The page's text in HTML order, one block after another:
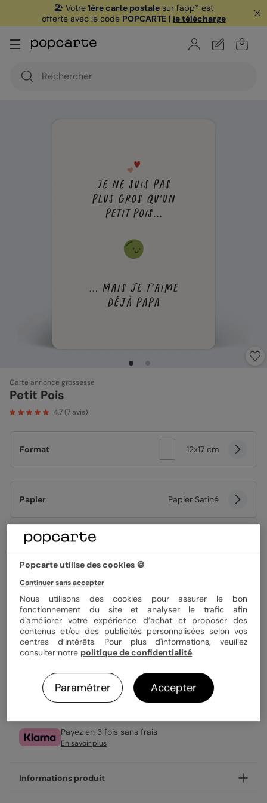
🏖️ Votre1ère carte postale sur l'app* est
offerte avec le code POPCARTE| je télécharge
Carte annonce grossesse
Petit Pois
4.7(7 avis)
Format 12x17 cm
Papier Papier Satiné
Quantité
3,49 €
Enveloppe blanche offerte
Fabrication française
Expédition rapide en 24h
Payez en 3 fois sans frais
En savoir plus
Informations produit
Popcarte utilise des cookies 🍪
Continuer sans accepter
Nous utilisons des cookies pour assurer le bon
fonctionnement du site et analyser le trafic afin
d'améliorer votre expérience d’achat et proposer des
contenus et/ou des publicités personnalisées selon vos
centres d’intérêts. Pour plus d'informations, veuillez
consulter notre politique de confidentialité.
Paramétrer Accepter